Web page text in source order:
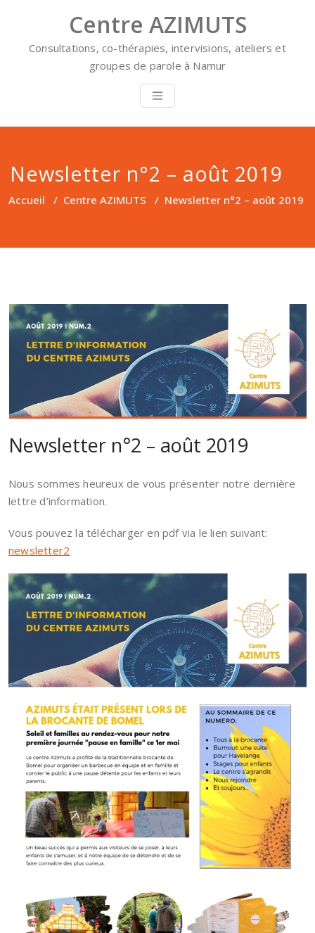
content
Centre AZIMUTS
Consultations, co-thérapies, intervisions, ateliers et
groupes de parole à Namur
Newsletter n°2 – août 2019
Accueil / Centre AZIMUTS / Newsletter n°2 – août 2019
Newsletter n°2 – août 2019
Nous sommes heureux de vous présenter notre dernière
lettre d’information.
Vous pouvez la télécharger en pdf via le lien suivant:
newsletter2